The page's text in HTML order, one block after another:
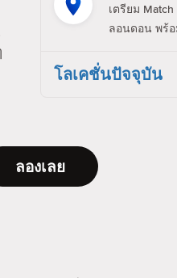
เตรียม
ลอนดอน พร้อ
โลเคชั่นปัจจุบัน
ลองเลย